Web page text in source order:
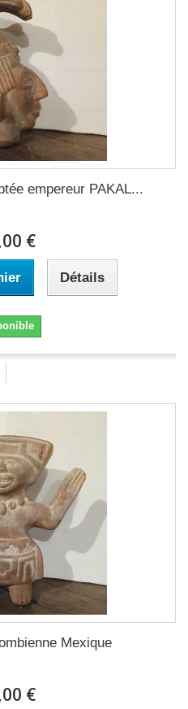
empereur PAKAL...
€
Détails
Mexique
€